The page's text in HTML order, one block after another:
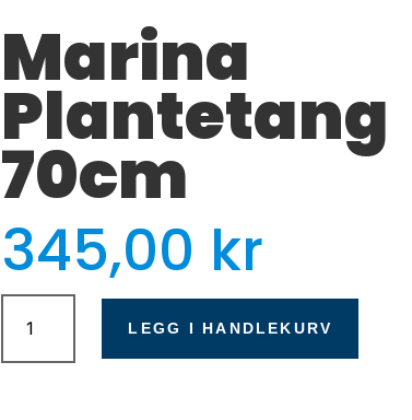
Marina
Plantetang
70cm
345,00 kr
Marina
Plantetang
70cm
LEGG I HANDLEKURV